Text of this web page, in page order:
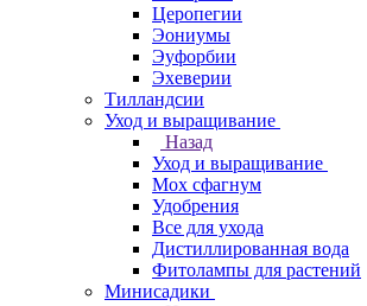
Церопегии
Эониумы
Эуфорбии
Эхеверии
Тилландсии
Уход и выращивание
Назад
Уход и выращивание
Мох сфагнум
Удобрения
Все для ухода
Дистиллированная вода
Фитолампы для растений
Минисадики